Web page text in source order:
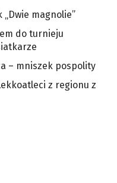
magnolie”
do turnieju
– mniszek pospolity
z regionu z